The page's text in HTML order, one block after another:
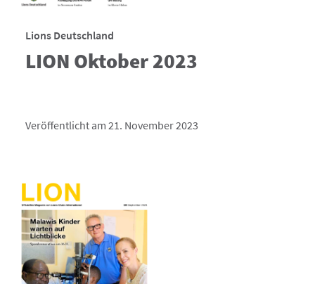
Lions Deutschland
LION Oktober 2023
Veröffentlicht am 21. November 2023